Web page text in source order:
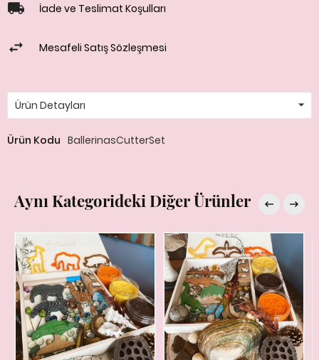
İade ve Teslimat Koşulları
Mesafeli Satış Sözleşmesi
Ürün Detayları
Ürün Kodu BallerinasCutterSet
Aynı Kategorideki Diğer Ürünler